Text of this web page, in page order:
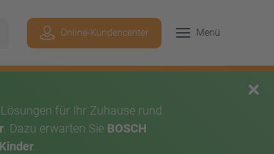
×
für Ihr Zuhause rund
. Dazu erwarten Sie BOSCH
.
Geben Sie hier Ihren Suchbegriff ein, um
Online-Kundencenter Menü